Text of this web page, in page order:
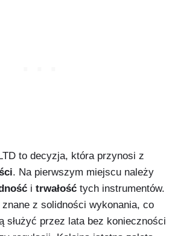
to decyzja, która przynosi z
. Na pierwszym miejscu należy
i trwałość tych instrumentów.
z solidności wykonania, co
służyć przez lata bez konieczności